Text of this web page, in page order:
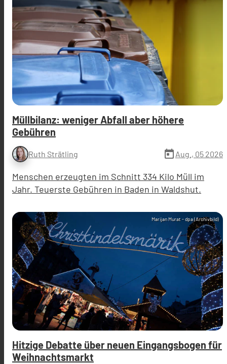
Müllbilanz: weniger Abfall aber höhere
Gebühren
Ruth Strätling today Aug., 05 2026
Menschen erzeugten im Schnitt 334 Kilo Müll im
Jahr. Teuerste Gebühren in Baden in Waldshut.
Marijan Murat - dpa (Archivbild)
Hitzige Debatte über neuen Eingangsbogen für
Weihnachtsmarkt